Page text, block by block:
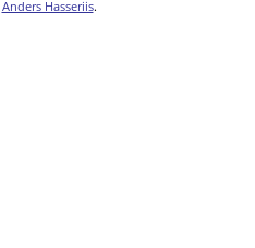
Anders Hasseriis.